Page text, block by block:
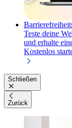
Teste deine
und erhalte
Kostenlos
Schließen
Zurück